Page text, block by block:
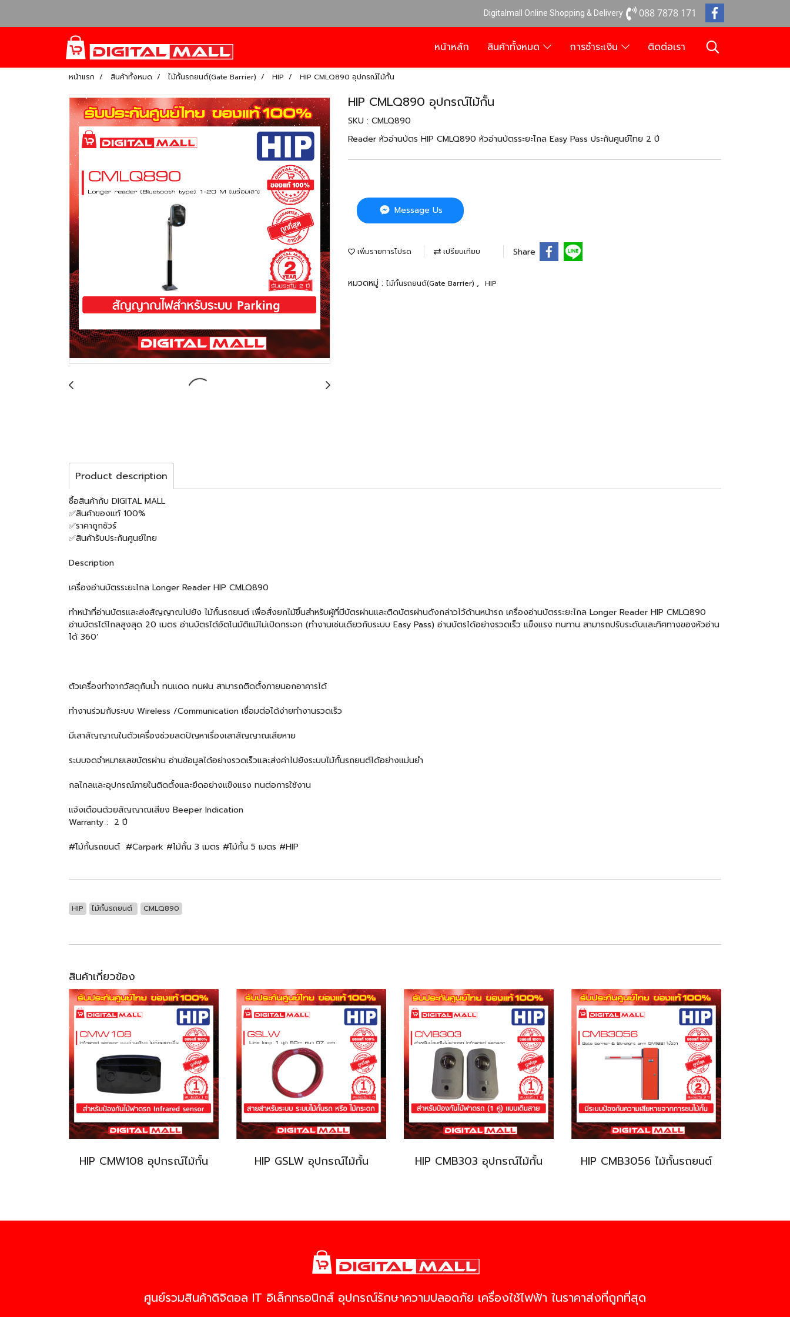
Digitalmall Online Shopping & Delivery 088 7878 171
หน้าหลัก สินค้าทั้งหมด การชำระเงิน ติดต่อเรา
หน้าแรก สินค้าทั้งหมด ไม้กั้นรถยนต์(Gate Barrier) HIP HIP CMLQ890 อุปกรณ์ไม้กั้น
HIP CMLQ890 อุปกรณ์ไม้กั้น
SKU : CMLQ890
Reader หัวอ่านบัตร HIP CMLQ890 หัวอ่านบัตรระยะไกล Easy Pass ประกันศูนย์ไทย 2 ปี
Message Us
เพิ่มรายการโปรด เปรียบเทียบ Share
หมวดหมู่ : ไม้กั้นรถยนต์(Gate Barrier) , HIP
Product description
ซื้อสินค้ากับ DIGITAL MALL
✅สินค้าของแท้ 100%
✅ราคาถูกชัวร์
✅สินค้ารับประกันศูนย์ไทย
Description
เครื่องอ่านบัตรระยะไกล Longer Reader HIP CMLQ890
ทำหน้าที่อ่านบัตรและส่งสัญญาณไปยัง ไม้กั้นรถยนต์ เพื่อสั่งยกไม้ขึ้นสำหรับผู้ที่มีบัตรผ่านและติดบัตรผ่านดังกล่าวไว้ด้านหน้ารถ เครื่องอ่านบัตรระยะไกล Longer Reader HIP CMLQ890
อ่านบัตรได้ไกลสูงสุด 20 เมตร อ่านบัตรได้อัตโนมัติแม้ไม่เปิดกระจก (ทำงานเช่นเดียวกับระบบ Easy Pass) อ่านบัตรได้อย่างรวดเร็ว แข็งแรง ทนทาน สามารถปรับระดับและทิศทางของหัวอ่าน
ได้ 360’
ตัวเครื่องทำจากวัสดุกันน้ำ ทนแดด ทนฝน สามารถติดตั้งภายนอกอาคารได้
ทำงานร่วมกับระบบ Wireless /Communication เชื่อมต่อได้ง่ายทำงานรวดเร็ว
มีเสาสัญญาณในตัวเครื่องช่วยลดปัญหาเรื่องเสาสัญญาณเสียหาย
ระบบจดจำหมายเลขบัตรผ่าน อ่านข้อมูลได้อย่างรวดเร็วและส่งค่าไปยังระบบไม้กั้นรถยนต์ได้อย่างแม่นยำ
กลไกลและอุปกรณ์ภายในติดตั้งและยึดอย่างแข็งแรง ทนต่อการใช้งาน
แจ้งเตือนด้วยสัญญาณเสียง Beeper Indication
Warranty : 2 ปี
#ไม้กั้นรถยนต์ #Carpark #ไม้กั้น 3 เมตร #ไม้กั้น 5 เมตร #HIP
HIP ไม้กั้นรถยนต์ CMLQ890
สินค้าเกี่ยวข้อง
HIP CMW108 อุปกรณ์ไม้กั้น HIP GSLW อุปกรณ์ไม้กั้น HIP CMB303 อุปกรณ์ไม้กั้น HIP CMB3056 ไม้กั้นรถยนต์
ศูนย์รวมสินค้าดิจิตอล IT อิเล็กทรอนิกส์ อุปกรณ์รักษาความปลอดภัย เครื่องใช้ไฟฟ้า ในราคาส่งที่ถูกที่สุด